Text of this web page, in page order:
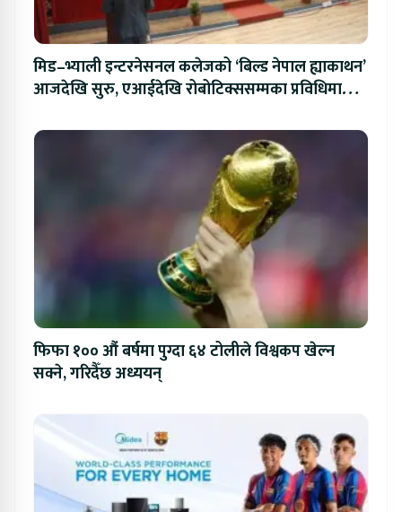
मिड–भ्याली इन्टरनेसनल कलेजको ‘बिल्ड नेपाल ह्याकाथन’
आजदेखि सुरु, एआईदेखि रोबोटिक्ससम्मका प्रविधिमा
फिफा १०० औं बर्षमा पुग्दा ६४ टोलीले विश्वकप खेल्न
सक्ने, गरिदैँछ अध्ययन्